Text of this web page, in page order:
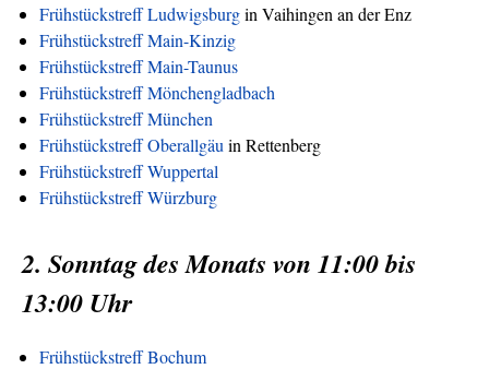
Frühstückstreff Ludwigsburgin Vaihingen an der Enz
Frühstückstreff Main-Kinzig
Frühstückstreff Main-Taunus
Frühstückstreff Mönchengladbach
Frühstückstreff München
Frühstückstreff Oberallgäu in Rettenberg
Frühstückstreff Wuppertal
Frühstückstreff Würzburg
2. Sonntag des Monats von 11:00 bis
13:00 Uhr
Frühstückstreff Bochum